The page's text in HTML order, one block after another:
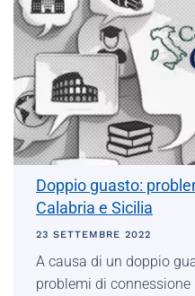
Doppio guasto:
Calabria e Sicilia
23 SETTEMBRE 2022
A causa di un doppio
problemi di